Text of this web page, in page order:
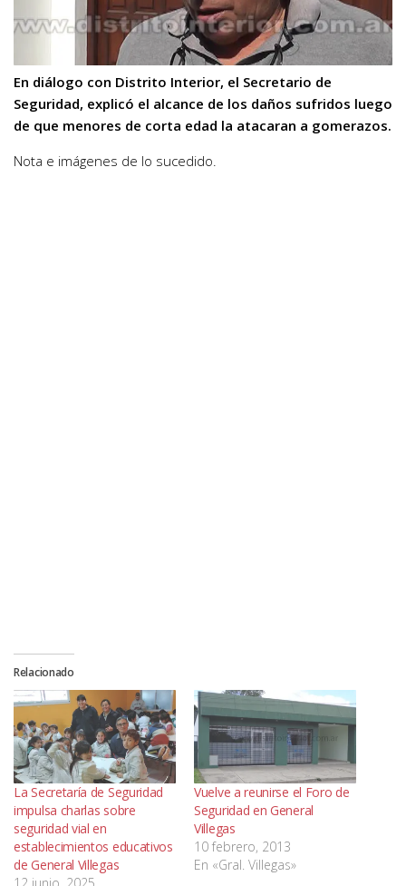
En diálogo con Distrito Interior, el Secretario de
Seguridad, explicó el alcance de los daños sufridos luego
de que menores de corta edad la atacaran a gomerazos.
Nota e imágenes de lo sucedido.
Relacionado
La Secretaría de Seguridad
impulsa charlas sobre
seguridad vial en
establecimientos educativos
de General Villegas
12 junio, 2025
Vuelve a reunirse el Foro de
Seguridad en General
Villegas
10 febrero, 2013
En «Gral. Villegas»